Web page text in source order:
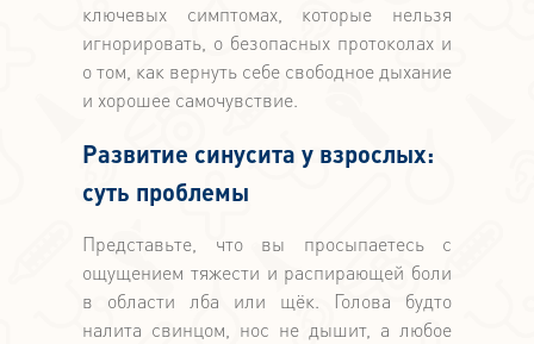
ключевых симптомах, которые нельзя
игнорировать, о безопасных протоколах и
о том, как вернуть себе свободное дыхание
и хорошее самочувствие.
Развитие синусита у взрослых:
суть проблемы
Представьте, что вы просыпаетесь с
ощущением тяжести и распирающей боли
в области лба или щёк. Голова будто
налита свинцом, нос не дышит, а любое